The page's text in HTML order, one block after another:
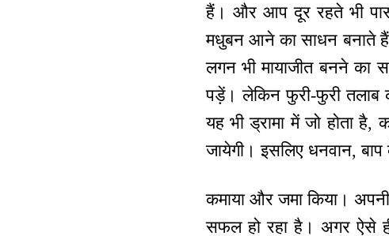
हैं। और आप दूर रहते भी
मधुबन आने का साधन बनाते
लगन भी मायाजीत बनने का
पड़ें। लेकिन फुरी-फुरी तलाब
यह भी ड्रामा में जो होता
जायेगी। इसलिए धनवान,
कमाया और जमा किया।
सफल हो रहा है। अगर ऐसे